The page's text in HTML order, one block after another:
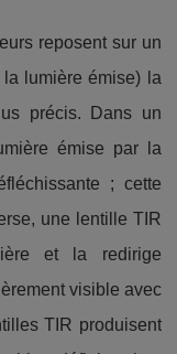
reposent sur un
lumière émise) la
précis. Dans un
émise par la
; cette
une lentille TIR
et la redirige
visible avec
TIR produisent